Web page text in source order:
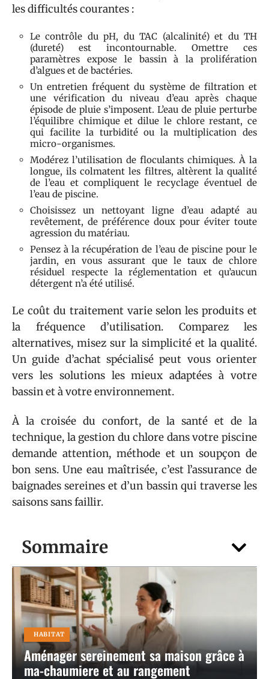
Sommaire
HABITAT
Aménager sereinement sa maison grâce à
ma-chaumiere et au rangement
les difficultés courantes :
Le contrôle du pH, du TAC (alcalinité) et du TH
(dureté) est incontournable. Omettre ces
paramètres expose le bassin à la prolifération
d’algues et de bactéries.
Un entretien fréquent du système de filtration et
une vérification du niveau d’eau après chaque
épisode de pluie s’imposent. L’eau de pluie perturbe
l’équilibre chimique et dilue le chlore restant, ce
qui facilite la turbidité ou la multiplication des
micro-organismes.
Modérez l’utilisation de floculants chimiques. À la
longue, ils colmatent les filtres, altèrent la qualité
de l’eau et compliquent le recyclage éventuel de
l’eau de piscine.
Choisissez un nettoyant ligne d’eau adapté au
revêtement, de préférence doux pour éviter toute
agression du matériau.
Pensez à la récupération de l’eau de piscine pour le
jardin, en vous assurant que le taux de chlore
résiduel respecte la réglementation et qu’aucun
détergent n’a été utilisé.
Le coût du traitement varie selon les produits et
la fréquence d’utilisation. Comparez les
alternatives, misez sur la simplicité et la qualité.
Un guide d’achat spécialisé peut vous orienter
vers les solutions les mieux adaptées à votre
bassin et à votre environnement.
À la croisée du confort, de la santé et de la
technique, la gestion du chlore dans votre piscine
demande attention, méthode et un soupçon de
bon sens. Une eau maîtrisée, c’est l’assurance de
baignades sereines et d’un bassin qui traverse les
saisons sans faillir.